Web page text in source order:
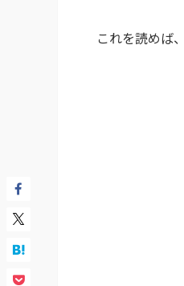
これを読めば